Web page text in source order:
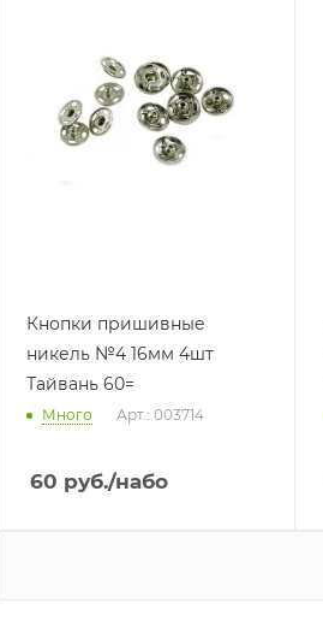
Кнопки пришивные
никель №4 16мм 4шт
Тайвань 60=
Много Арт.: 003714
60 руб./набо